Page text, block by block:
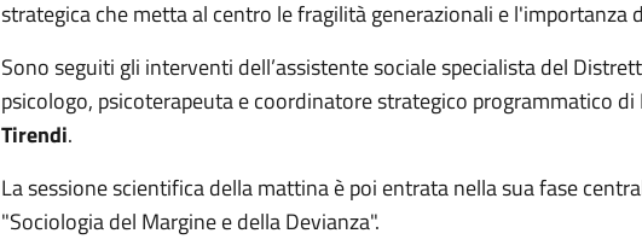
strategica che metta al centro le fragilità generazionali e l'importanza
Sono seguiti gli interventi dell’assistente sociale specialista del
psicologo, psicoterapeuta e coordinatore strategico programmatico di
Tirendi.
La sessione scientifica della mattina è poi entrata nella sua fase
"Sociologia del Margine e della Devianza".